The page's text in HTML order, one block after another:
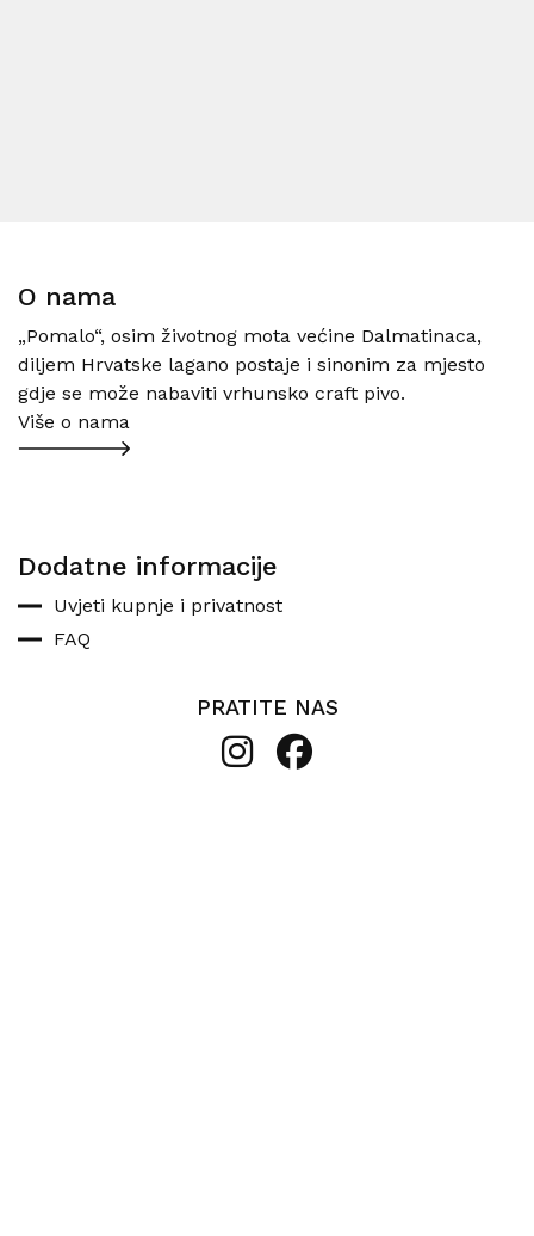
O nama
„Pomalo“, osim životnog mota većine Dalmatinaca,
diljem Hrvatske lagano postaje i sinonim za mjesto
gdje se može nabaviti vrhunsko craft pivo.
Više o nama
Dodatne informacije
Uvjeti kupnje i privatnost
FAQ
PRATITE NAS